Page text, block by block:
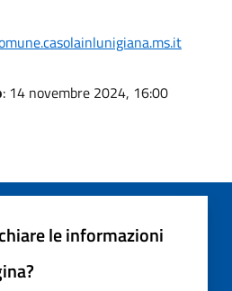
: 14 novembre 2024, 16:00
le informazioni